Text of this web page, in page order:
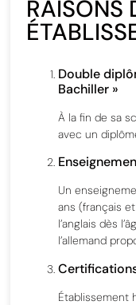
RAISONS
Double
Bachiller »
À la fin de sa
avec un
Un
ans (français
l’anglais dès
l’allemand
Établissement